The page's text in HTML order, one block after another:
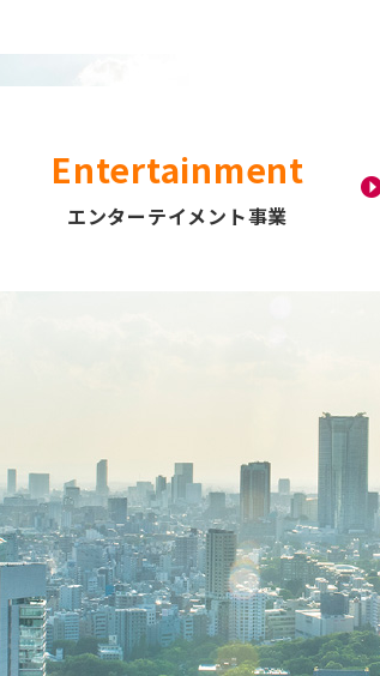
エンターテイメント事業